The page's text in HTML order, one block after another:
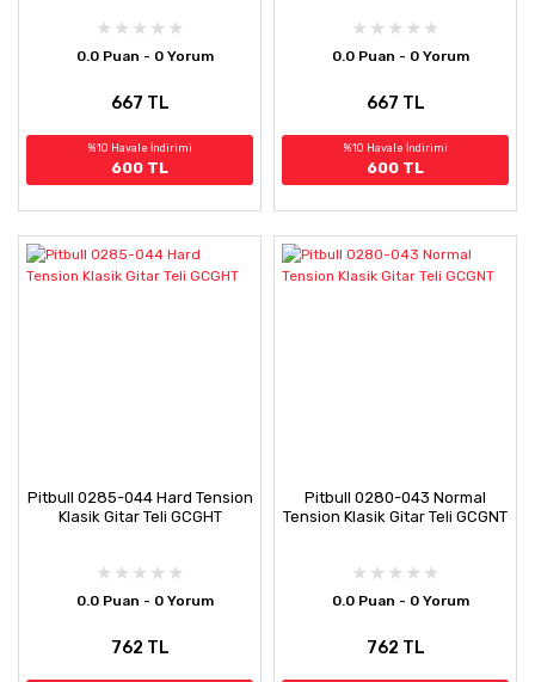
0.0 Puan - 0 Yorum
667 TL
%10 Havale İndirimi
600 TL
0.0 Puan - 0 Yorum
667 TL
%10 Havale İndirimi
600 TL
Pitbull 0285-044 Hard Tension
Klasik Gitar Teli GCGHT
0.0 Puan - 0 Yorum
762 TL
Pitbull 0280-043 Normal
Tension Klasik Gitar Teli GCGNT
0.0 Puan - 0 Yorum
762 TL